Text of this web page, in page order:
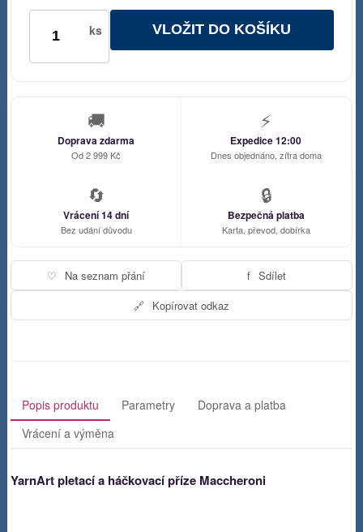
ks VLOŽIT DO KOŠÍKU
🚚
Doprava zdarma
Od 2 999 Kč
⚡
Expedice 12:00
Dnes objednáno, zítra doma
🔄
Vrácení 14 dní
Bez udání důvodu
🔒
Bezpečná platba
Karta, převod, dobírka
♡ Na seznam přání f Sdílet
🔗 Kopírovat odkaz
Popis produktu Parametry
Doprava a platba
Vrácení a výměna
YarnArt pletací a háčkovací příze Maccheroni